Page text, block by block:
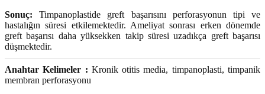
Sonuç: Timpanoplastide greft başarısını perforasyonun tipi ve
hastalığın süresi etkilemektedir. Ameliyat sonrası erken dönemde
greft başarısı daha yüksekken takip süresi uzadıkça greft başarısı
düşmektedir.
Anahtar Kelimeler : Kronik otitis media, timpanoplasti, timpanik
membran perforasyonu